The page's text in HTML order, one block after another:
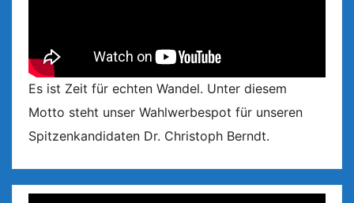
Es ist Zeit für echten Wandel. Unter diesem
Motto steht unser Wahlwerbespot für unseren
Spitzenkandidaten Dr. Christoph Berndt.